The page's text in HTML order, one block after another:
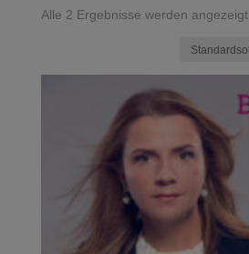
Alle 2 Ergebnisse werden angezeigt